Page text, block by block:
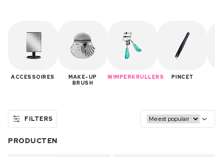
ACCESSOIRES
MAKE-UP
BRUSH
WIMPERKRULLERS PINCET
FILTERS
PRODUCTEN